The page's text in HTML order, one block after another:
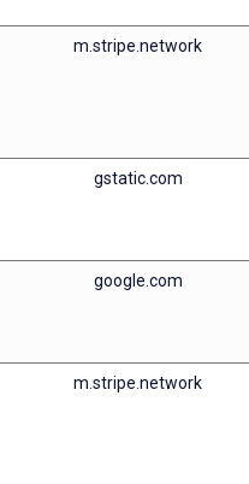
m.stripe.network
gstatic.com
google.com
m.stripe.network